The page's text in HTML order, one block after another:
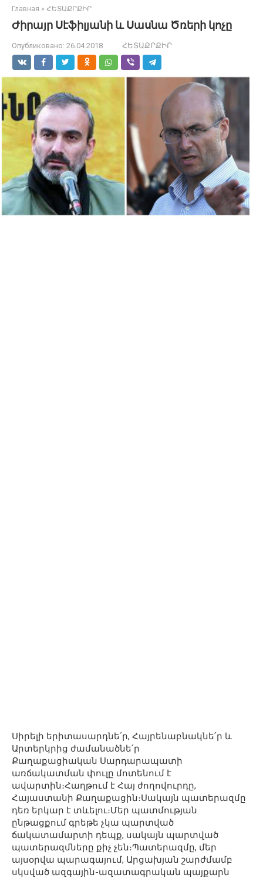
Главная » ՀԵՏԱՔՐՔԻՐ
Ժիրայր Սէֆիլյանի և Սասնա Ծռերի կոչը
Опубликовано: 26.04.2018 ՀԵՏԱՔՐՔԻՐ
Սիրելի երիտասարդնե՛ր, Հայրենաբնակնե՛ր և
Արտերկրից ժամանածնե՛ր
Քաղաքացիական Սարդարապատի
առճակատման փուլը մոտենում է
ավարտին։Հաղթում է Հայ ժողովուրդը,
Հայաստանի Քաղաքացին։Սակայն պատերազմը
դեռ երկար է տևելու։Մեր պատմության
ընթացքում գրեթե չկա պարտված
ճակատամարտի դեպք, սակայն պարտված
պատերազմները քիչ չեն։Պատերազմը, մեր
այսօրվա պարագայում, Արցախյան շարժմամբ
սկսված ազգային-ազատագրական պայքարն